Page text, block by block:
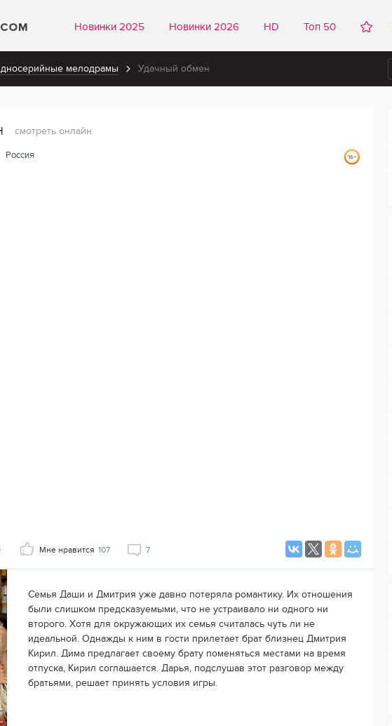
Новинки 2025 Новинки 2026 HD Топ 50
мелодрамы Удачный обмен
смотреть онлайн
Россия
Мне нравится 107 7
Семья Даши и Дмитрия уже давно потеряла романтику. Их отношения
были слишком предсказуемыми, что не устраивало ни одного ни
второго. Хотя для окружающих их семья считалась чуть ли не
идеальной. Однажды к ним в гости прилетает брат близнец Дмитрия
Кирил. Дима предлагает своему брату поменяться местами на время
отпуска, Кирил соглашается. Дарья, подслушав этот разговор между
братьями, решает принять условия игры.